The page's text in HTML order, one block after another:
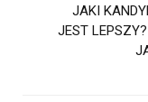
JAKI
JEST LEPSZY?